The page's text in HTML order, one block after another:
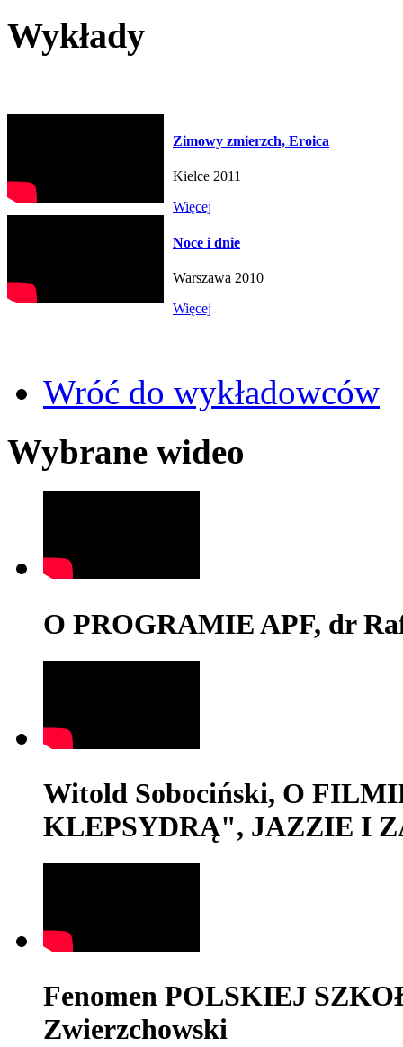
Wykłady
Zimowy zmierzch, Eroica
Kielce 2011
Więcej
Noce i dnie
Warszawa 2010
Więcej
Wróć do wykładowców
Wybrane wideo
O PROGRAMIE APF, dr
Witold Sobociński, O
KLEPSYDRĄ", JAZZIE I
Fenomen POLSKIEJ
Zwierzchowski